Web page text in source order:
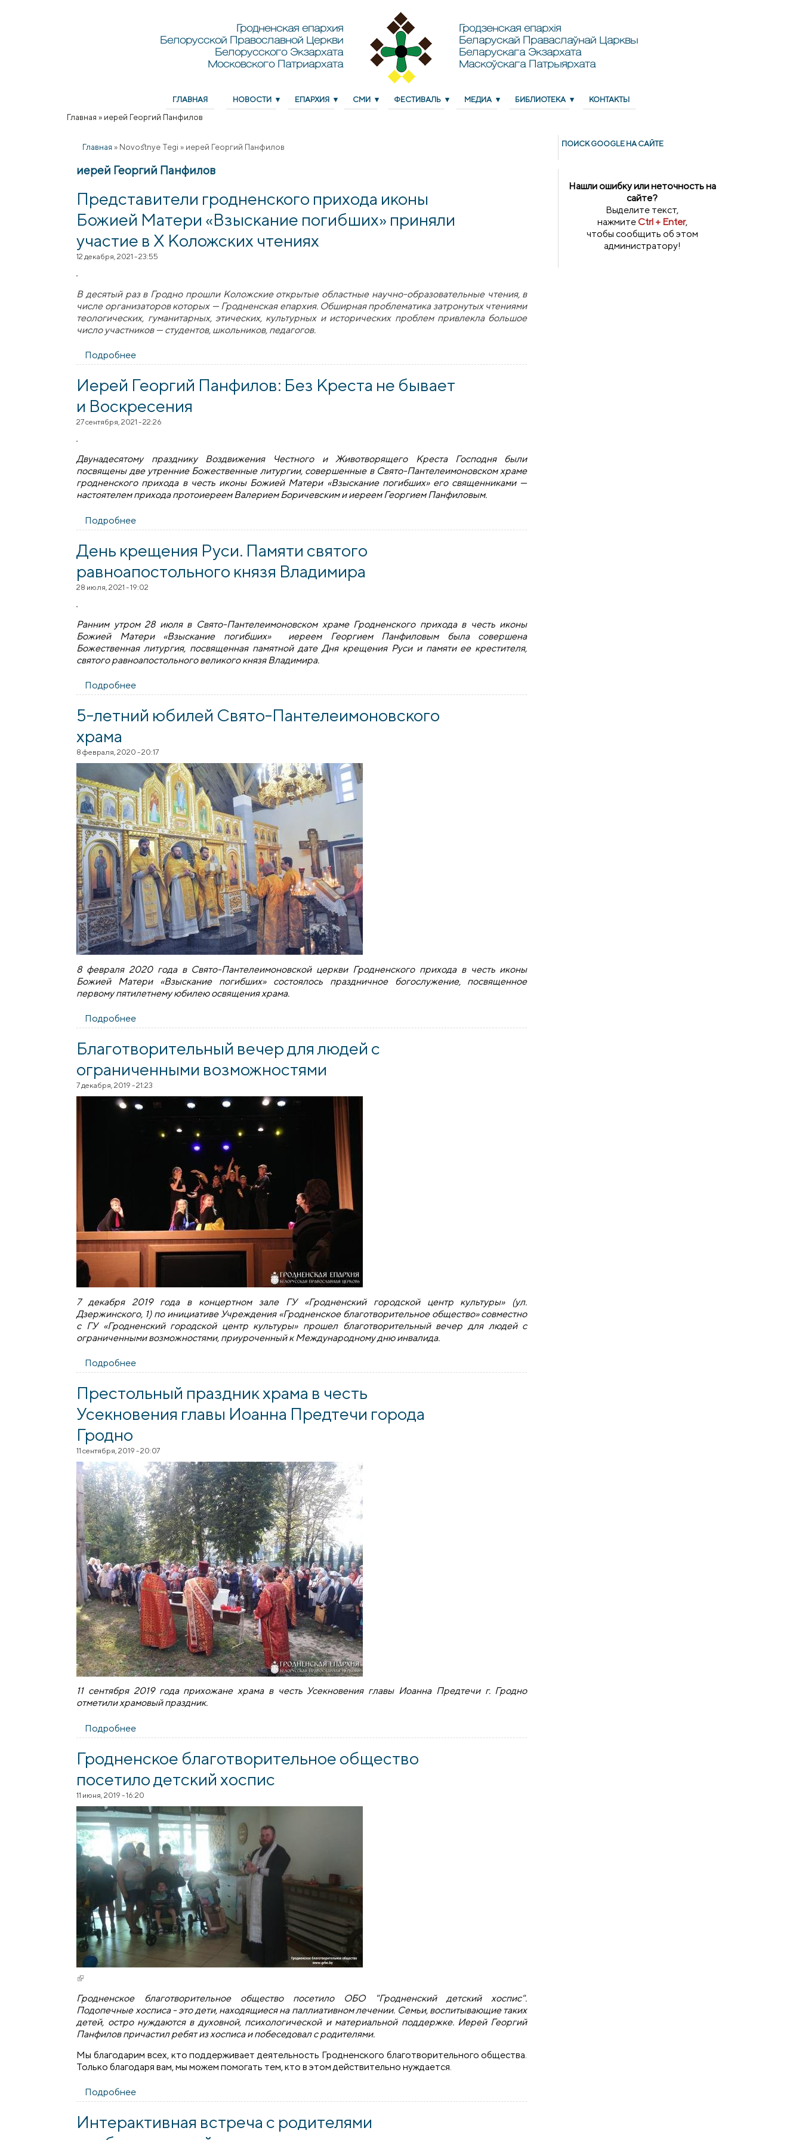
Гродненская епархия
Белорусской Православной Церкви
Белорусского Экзархата
Московского Патриархата
Гродзенская епархія
Беларускай Праваслаўнай Царквы
Беларускага Экзархата
Маскоўскага Патрыярхата
ГЛАВНАЯ НОВОСТИ ЕПАРХИЯ СМИ ФЕСТИВАЛЬ МЕДИА БИБЛИОТЕКА КОНТАКТЫ
Вы здесь
Главная » иерей Георгий Панфилов
Главная » Novostnye Tegi » иерей Георгий Панфилов
иерей Георгий Панфилов
Представители гродненского прихода иконы
Божией Матери «Взыскание погибших» приняли
участие в Х Коложских чтениях
12 декабря, 2021 - 23:55
В десятый раз в Гродно прошли Коложские открытые областные научно-образовательные чтения, в
числе организаторов которых — Гродненская епархия. Обширная проблематика затронутых чтениями
теологических, гуманитарных, этических, культурных и исторических проблем привлекла большое
число участников — студентов, школьников, педагогов.
Подробнее
Иерей Георгий Панфилов: Без Креста не бывает
и Воскресения
27 сентября, 2021 - 22:26
Двунадесятому празднику Воздвижения Честного и Животворящего Креста Господня были
посвящены две утренние Божественные литургии, совершенные в Свято-Пантелеимоновском храме
гродненского прихода в честь иконы Божией Матери «Взыскание погибших» его священниками —
настоятелем прихода протоиереем Валерием Боричевским и иереем Георгием Панфиловым.
Подробнее
День крещения Руси. Памяти святого
равноапостольного князя Владимира
28 июля, 2021 - 19:02
Ранним утром 28 июля в Свято-Пантелеимоновском храме Гродненского прихода в честь иконы
Божией Матери «Взыскание погибших» иереем Георгием Панфиловым была совершена
Божественная литургия, посвященная памятной дате Дня крещения Руси и памяти ее крестителя,
святого равноапостольного великого князя Владимира.
Подробнее
5-летний юбилей Свято-Пантелеимоновского
храма
8 февраля, 2020 - 20:17
8 февраля 2020 года в Свято-Пантелеимоновской церкви Гродненского прихода в честь иконы
Божией Матери «Взыскание погибших» состоялось праздничное богослужение, посвященное
первому пятилетнему юбилею освящения храма.
Подробнее
Благотворительный вечер для людей с
ограниченными возможностями
7 декабря, 2019 - 21:23
7 декабря 2019 года в концертном зале ГУ «Гродненский городской центр культуры» (ул.
Дзержинского, 1) по инициативе Учреждения «Гродненское благотворительное общество» совместно
с ГУ «Гродненский городской центр культуры» прошел благотворительный вечер для людей с
ограниченными возможностями, приуроченный к Международному дню инвалида.
Подробнее
Престольный праздник храма в честь
Усекновения главы Иоанна Предтечи города
Гродно
11 сентября, 2019 - 20:07
11 сентября 2019 года прихожане храма в честь Усекновения главы Иоанна Предтечи г. Гродно
отметили храмовый праздник.
Подробнее
Гродненское благотворительное общество
посетило детский хоспис
11 июня, 2019 - 16:20
(внешняя ссылка)
Гродненское благотворительное общество посетило ОБО "Гродненский детский хоспис".
Подопечные хосписа - это дети, находящиеся на паллиативном лечении. Семьи, воспитывающие таких
детей, остро нуждаются в духовной, психологической и материальной поддержке. Иерей Георгий
Панфилов причастил ребят из хосписа и побеседовал с родителями.
Мы благодарим всех, кто поддерживает деятельность Гродненского благотворительного общества.
Только благодаря вам, мы можем помогать тем, кто в этом действительно нуждается.
Подробнее
Интерактивная встреча с родителями
ПОИСК GOОGLE НА САЙТЕ
Нашли ошибку или неточность на
сайте?
Выделите текст,
нажмитеCtrl + Enter,
чтобы сообщить об этом
администратору!